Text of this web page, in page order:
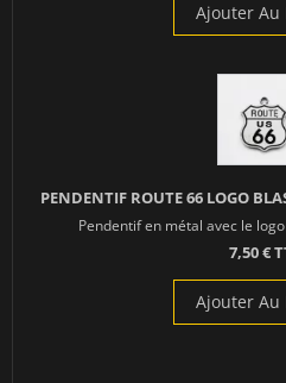
Ajouter Au
PENDENTIF ROUTE 66 LOGO
Pendentif en métal avec le
7,50 €
Ajouter Au